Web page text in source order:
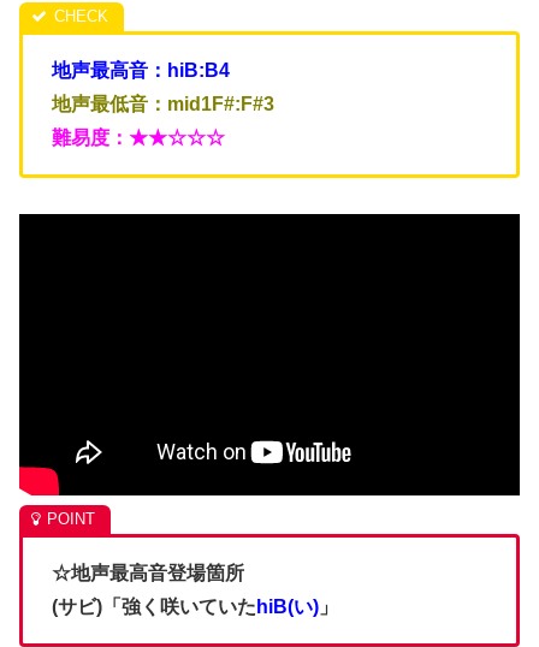
地声最高音：hiB:B4
地声最低音：mid1F#:F#3
難易度：★★☆☆☆
☆地声最高音登場箇所
(サビ)「強く咲いていた hiB(い) 」